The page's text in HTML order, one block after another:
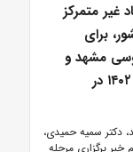
غیر متمرکز
کشور در منطقه ۹ کشور، برای
مشهد و
دانشگاه سمنان روز جمعه ۱۵ اردیبهشت ۱۴۰۲ در
دکتر سمیه حمیدی،
برگزاری مرحله